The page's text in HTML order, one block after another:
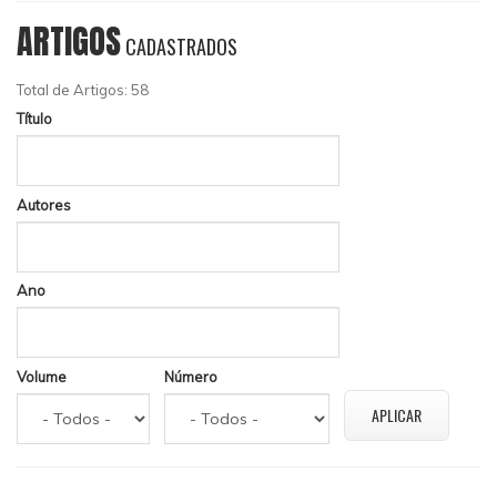
ARTIGOSCADASTRADOS
Total de Artigos: 58
Título
Autores
Ano
Volume Número